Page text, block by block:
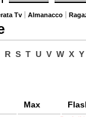
Tv Almanacco
R S T U V W X Y
Max